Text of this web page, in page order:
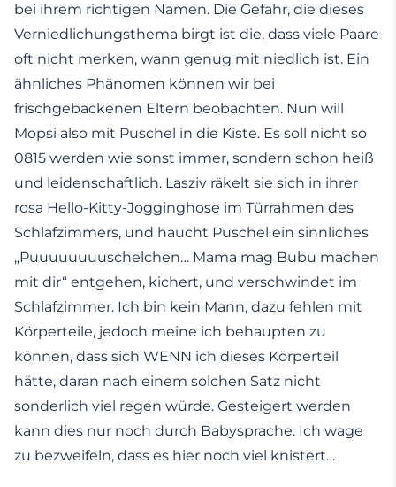
bei ihrem richtigen Namen. Die Gefahr, die dieses
Verniedlichungsthema birgt ist die, dass viele Paare
oft nicht merken, wann genug mit niedlich ist. Ein
ähnliches Phänomen können wir bei
frischgebackenen Eltern beobachten. Nun will
Mopsi also mit Puschel in die Kiste. Es soll nicht so
0815 werden wie sonst immer, sondern schon heiß
und leidenschaftlich. Lasziv räkelt sie sich in ihrer
rosa Hello-Kitty-Jogginghose im Türrahmen des
Schlafzimmers, und haucht Puschel ein sinnliches
„Puuuuuuuuschelchen… Mama mag Bubu machen
mit dir“ entgehen, kichert, und verschwindet im
Schlafzimmer. Ich bin kein Mann, dazu fehlen mit
Körperteile, jedoch meine ich behaupten zu
können, dass sich WENN ich dieses Körperteil
hätte, daran nach einem solchen Satz nicht
sonderlich viel regen würde. Gesteigert werden
kann dies nur noch durch Babysprache. Ich wage
zu bezweifeln, dass es hier noch viel knistert…